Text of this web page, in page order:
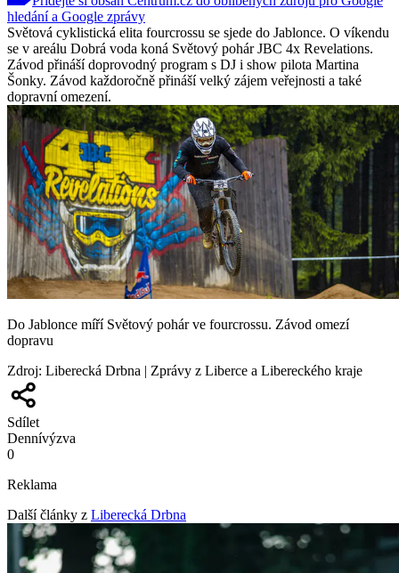
hledání a Google zprávy
Světová cyklistická elita fourcrossu se sjede do Jablonce. O víkendu
se v areálu Dobrá voda koná Světový pohár JBC 4x Revelations.
Závod přináší doprovodný program s DJ i show pilota Martina
Šonky. Závod každoročně přináší velký zájem veřejnosti a také
dopravní omezení.
Do Jablonce míří Světový pohár ve fourcrossu. Závod omezí
dopravu
Zdroj: Liberecká Drbna | Zprávy z Liberce a Libereckého kraje
Sdílet
Dennívýzva
0
Reklama
Další články z Liberecká Drbna